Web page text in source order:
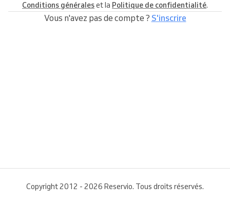
Conditions généraleset la Politique de confidentialité.
Vous n'avez pas de compte ? S'inscrire
Copyright 2012 - 2026 Reservio. Tous droits réservés.